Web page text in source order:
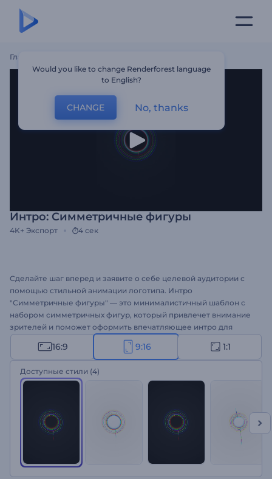
Главная
Интро: Симметричные фигуры
4K+ Экспорт 4 сек
Сделайте шаг вперед и заявите о себе целевой аудитории с
помощью стильной анимации логотипа. Интро
"Симметричные фигуры" — это минималистичный шаблон с
набором симметричных фигур, который привлечет внимание
зрителей и поможет оформить впечатляющее интро для
любого видеопроекта. Введите название своей компании,
слоган или ключевую фразу, загрузите логотип и подождите
пару минут, чтобы скачать готовую анимацию логотипа в
высоком разрешении. Она отлично подойдет для
Создайте свое интро!
16:9 9:16 1:1
Доступные стили (4)
Would you like to change Renderforest language
to English?
CHANGE No, thanks